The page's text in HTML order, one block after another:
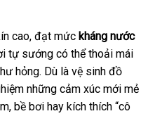
caokhuyến
mãi
, đạt mức kháng nước
tự sướng bảng
giá
có thể thoải mái
hỏnglấy
hàng
. Dù là vệ sinh đồ
voucher
những cảm xúc mới mẻ
to
, bề bơi hay kích thích “cô